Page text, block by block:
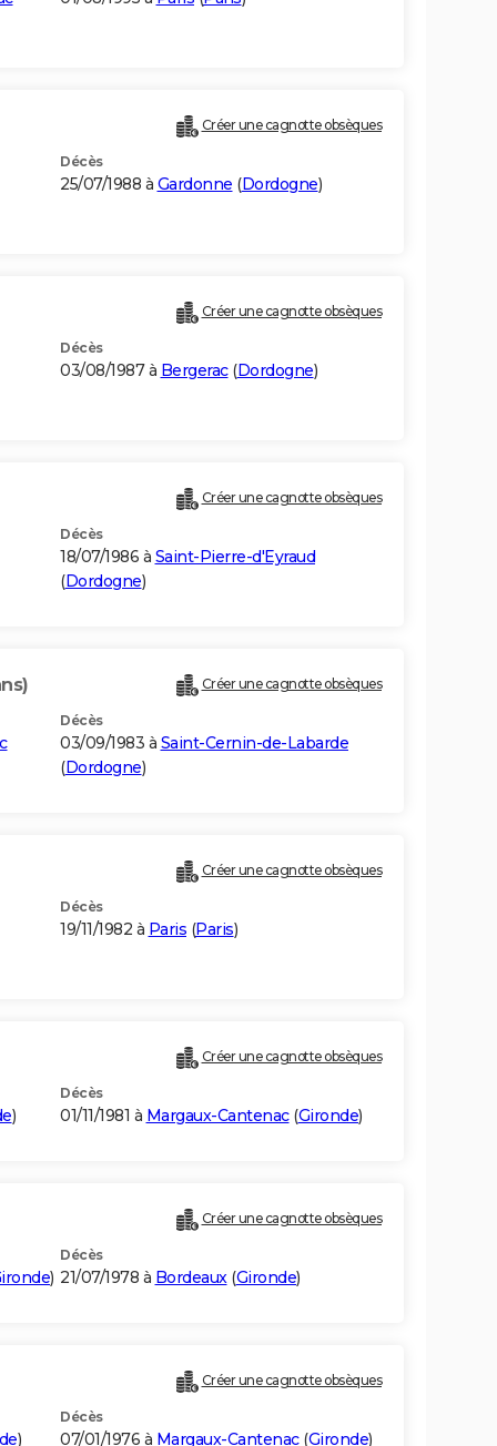
Créer une cagnotte obsèques
Décès
25/07/1988 à Gardonne (Dordogne)
Créer une cagnotte obsèques
Décès
03/08/1987 à Bergerac(Dordogne)
Créer une cagnotte obsèques
Décès
18/07/1986 à Saint-Pierre-d'Eyraud
(Dordogne)
Créer une cagnotte obsèques
Décès
03/09/1983 à Saint-Cernin-de-Labarde
(Dordogne)
Créer une cagnotte obsèques
Décès
19/11/1982 à Paris (Paris)
Créer une cagnotte obsèques
)
Décès
01/11/1981 à Margaux-Cantenac(Gironde)
Créer une cagnotte obsèques
)
Décès
21/07/1978 à Bordeaux(Gironde)
Créer une cagnotte obsèques
)
Décès
07/01/1976 à Margaux-Cantenac(Gironde)